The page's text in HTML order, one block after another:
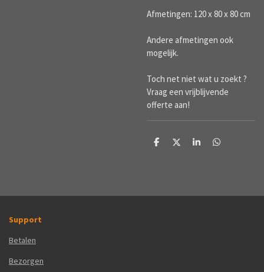
Afmetingen: 120 x 80 x 80 cm
Andere afmetingen ook
mogelijk.
Toch net niet wat u zoekt ?
Vraag een vrijblijvende
offerte aan!
D
D
S
D
Support
Betalen
Bezorgen